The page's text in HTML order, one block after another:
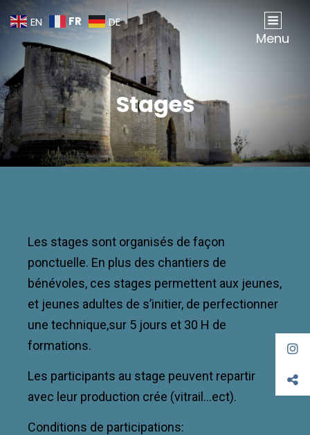
Association Gombervaux
Sauvegarde, Étude Et Animation Du Château De Gombervaux
Menu
Stages
Les stages sont organisés de façon
ponctuelle. En plus des chantiers de
bénévoles, ces stages permettent aux jeunes,
et jeunes adultes de s’initier, de perfectionner
une technique,sur 5 jours et 30 H de
formations.
Les participants au stage peuvent repartir
avec leur production crée (vitrail…ect).
Conditions de participations:
EN FR DE